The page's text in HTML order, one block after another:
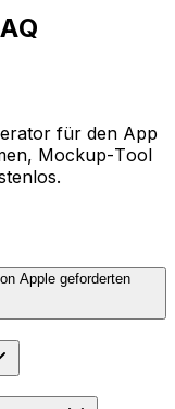
für den App
Mockup-Tool
Apple geforderten